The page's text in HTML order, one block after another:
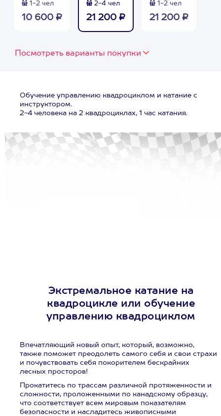
1-2 чел
10 600 ₽
2-4 чел
21 200 ₽
1-2 чел
21 200 ₽
Посмотреть варианты покупки
Обучение управлению квадроциклом и катание с
инструктором.
2-4 человека на 2 квадроциклах, 1 час катания.
Экстремальное катание на
квадроцикле или обучение
управлению квадроциклом
Впечатляющий новый опыт, который, возможно,
также поможет преодолеть самого себя и свои страхи
и почувствовать себя покорителем бескрайних
лесных просторов!
Прокатитесь по трассам различной протяженности и
сложности, проложенными по канадскому образцу,
что соответствует всем мировым показателям
безопасности и насладитесь живописными